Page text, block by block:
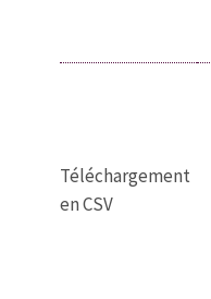
Téléchargement
en CSV